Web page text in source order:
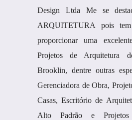
Design Ltda Me se
ARQUITETURA pois
proporcionar uma
Projetos de Arquitetura
Brooklin, dentre outras
Gerenciadora de Obra,
Casas, Escritório de
Alto Padrão e Projetos